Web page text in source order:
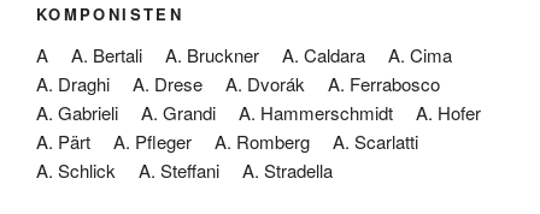
KOMPONISTEN
A A. Bertali A. Bruckner A. Caldara
A. Cima
A. Draghi
A. Drese A. Dvorák
A. Ferrabosco
A. Gabrieli
A. Grandi A. Hammerschmidt
A. Hofer
A. Pärt
A. Pfleger A. Romberg
A. Scarlatti
A. Schlick
A. Steffani A. Stradella